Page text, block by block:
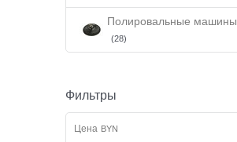
Полировальные машины
(28)
Фильтры
Цена BYN